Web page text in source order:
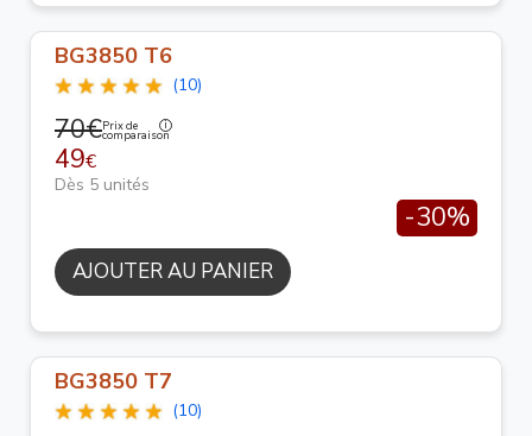
BG3850 T6
(10)
70€Prix de
comparaison
49€
Dès 5 unités
-30%
AJOUTER AU PANIER
BG3850 T7
(10)